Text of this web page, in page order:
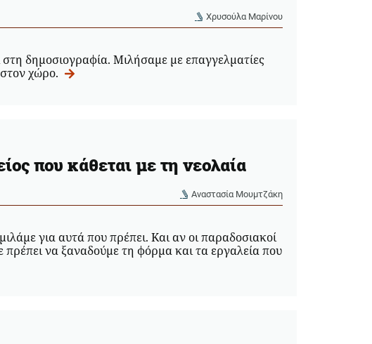
Χρυσούλα Μαρίνου
δημοσιογραφία. Mιλήσαμε με επαγγελματίες
χώρο.
που κάθεται με τη νεολαία
Αναστασία Μουμτζάκη
για αυτά που πρέπει. Και αν οι παραδοσιακοί
πρέπει να ξαναδούμε τη φόρμα και τα εργαλεία που